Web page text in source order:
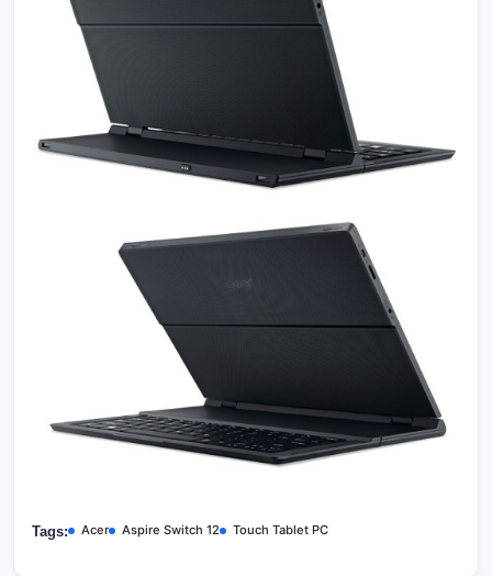
Tags: Acer Aspire Switch 12 Touch Tablet PC